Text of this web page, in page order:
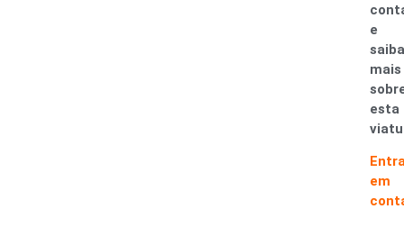
e
saiba
mais
esta
em